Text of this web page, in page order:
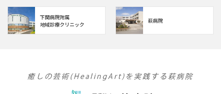
下関病院附属
地域診療クリニック
萩病院